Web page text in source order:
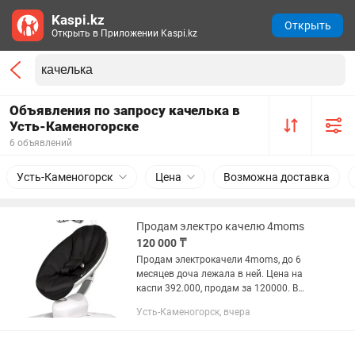
Объявления по запросу качелька в
Усть-Каменогорске
6 объявлений
Усть-Каменогорск Цена Возможна доставка
Продам электро качелю 4moms
120 000 ₸
Продам электрокачели 4moms, до 6
месяцев доча лежала в ней. Цена на
каспи 392.000, продам за 120000. В
Усть-Каменогорск, вчера
Kaspi.kz
Открыть в Приложении Kaspi.kz
Открыть